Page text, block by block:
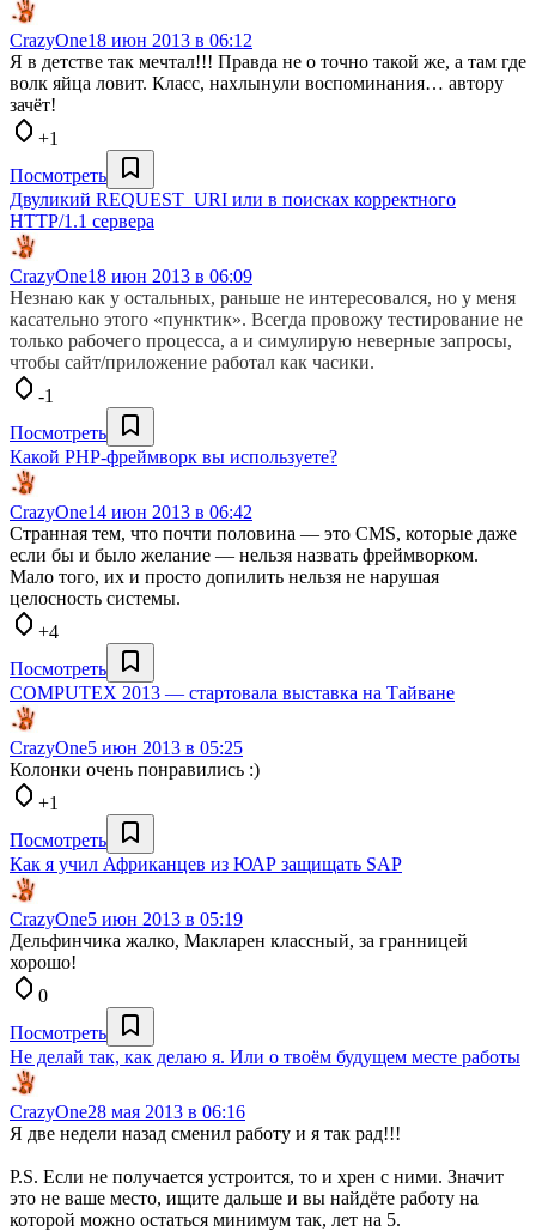
CrazyOne18 июн 2013 в 06:12
Я в детстве так мечтал!!! Правда не о точно такой же, а там где
волк яйца ловит. Класс, нахлынули воспоминания… автору
зачёт!
+1
Посмотреть
Двуликий REQUEST_URI или в поисках корректного
HTTP/1.1 сервера
CrazyOne18 июн 2013 в 06:09
Незнаю как у остальных, раньше не интересовался, но у меня
касательно этого «пунктик». Всегда провожу тестирование не
только рабочего процесса, а и симулирую неверные запросы,
чтобы сайт/приложение работал как часики.
-1
Посмотреть
Какой PHP-фреймворк вы используете?
CrazyOne14 июн 2013 в 06:42
Странная тем, что почти половина — это CMS, которые даже
если бы и было желание — нельзя назвать фреймворком.
Мало того, их и просто допилить нельзя не нарушая
целосность системы.
+4
Посмотреть
COMPUTEX 2013 — стартовала выставка на Тайване
CrazyOne5 июн 2013 в 05:25
Колонки очень понравились :)
+1
Посмотреть
Как я учил Африканцев из ЮАР защищать SAP
CrazyOne5 июн 2013 в 05:19
Дельфинчика жалко, Макларен классный, за гранницей
хорошо!
0
Посмотреть
Не делай так, как делаю я. Или о твоём будущем месте работы
CrazyOne28 мая 2013 в 06:16
Я две недели назад сменил работу и я так рад!!!
P.S. Если не получается устроится, то и хрен с ними. Значит
это не ваше место, ищите дальше и вы найдёте работу на
которой можно остаться минимум так, лет на 5.